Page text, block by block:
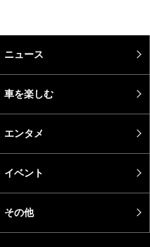
ニュース
車を楽しむ
エンタメ
イベント
その他